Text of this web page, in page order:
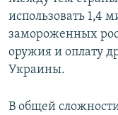
использовать 1,4
замороженных
оружия и оплату
Украины.
В общей